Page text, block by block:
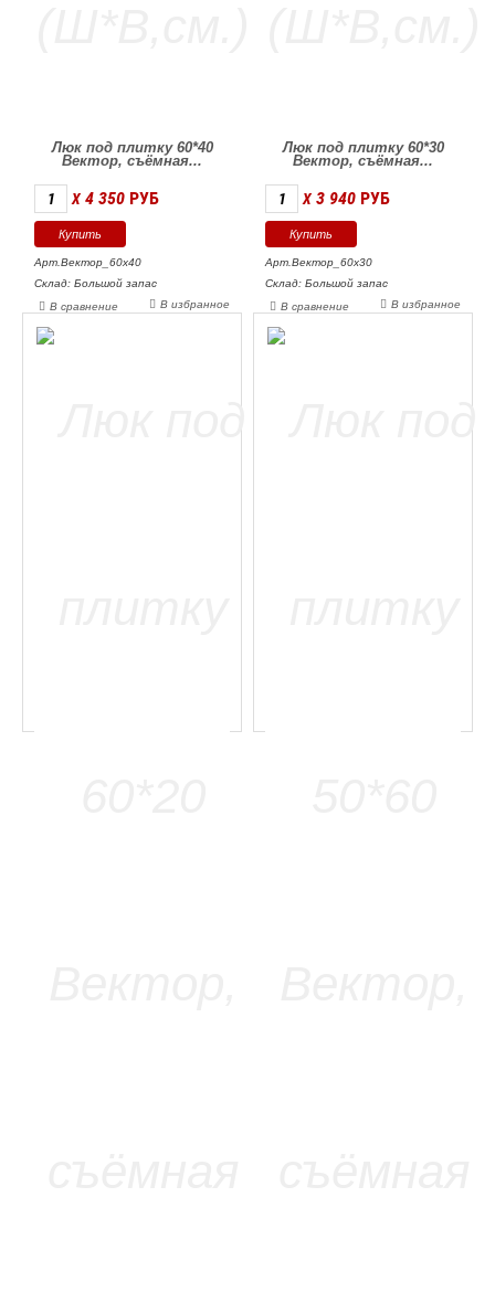
Люк под плитку 60*40
Вектор, съёмная...
X 4 350 РУБ
Арт.Вектор_60х40
Склад: Большой запас
В избранное
В сравнение
Люк под плитку 60*30
Вектор, съёмная...
X 3 940 РУБ
Арт.Вектор_60х30
Склад: Большой запас
В избранное
В сравнение